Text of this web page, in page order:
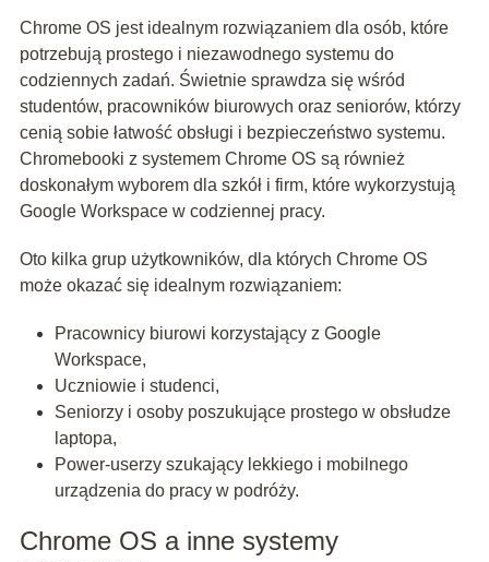
Chrome OS jest idealnym rozwiązaniem dla osób, które
potrzebują prostego i niezawodnego systemu do
codziennych zadań. Świetnie sprawdza się wśród
studentów, pracowników biurowych oraz seniorów, którzy
cenią sobie łatwość obsługi i bezpieczeństwo systemu.
Chromebooki z systemem Chrome OS są również
doskonałym wyborem dla szkół i firm, które wykorzystują
Google Workspace w codziennej pracy.
Oto kilka grup użytkowników, dla których Chrome OS
może okazać się idealnym rozwiązaniem:
Pracownicy biurowi korzystający z Google
Workspace,
Uczniowie i studenci,
Seniorzy i osoby poszukujące prostego w obsłudze
laptopa,
Power-userzy szukający lekkiego i mobilnego
urządzenia do pracy w podróży.
Chrome OS a inne systemy